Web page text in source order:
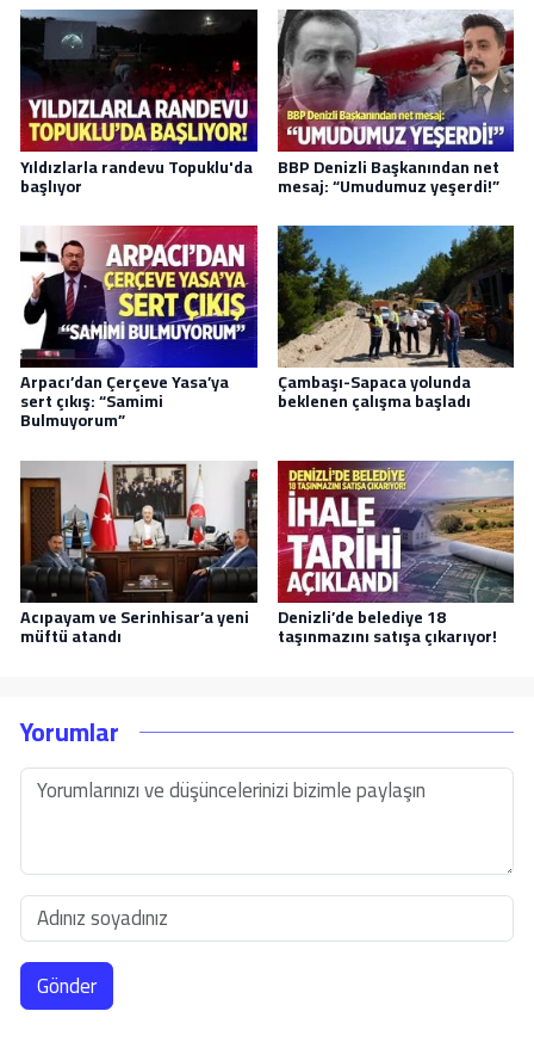
Yıldızlarla randevu Topuklu'da
başlıyor
BBP Denizli Başkanından net
mesaj: “Umudumuz yeşerdi!”
Arpacı’dan Çerçeve Yasa’ya
sert çıkış: “Samimi
Bulmuyorum”
Çambaşı-Sapaca yolunda
beklenen çalışma başladı
Acıpayam ve Serinhisar’a yeni
müftü atandı
Denizli’de belediye 18
taşınmazını satışa çıkarıyor!
Yorumlar
Gönder